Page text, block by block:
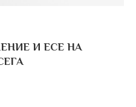
И ЕСЕ НА